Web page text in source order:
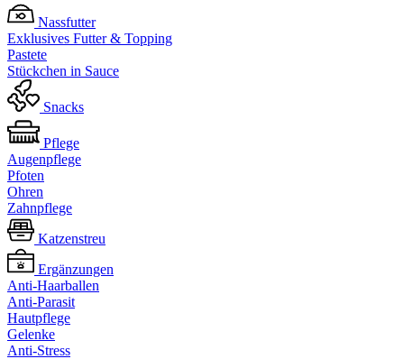
Nassfutter
Exklusives Futter & Topping
Pastete
Stückchen in Sauce
Snacks
Pflege
Augenpflege
Pfoten
Ohren
Zahnpflege
Katzenstreu
Ergänzungen
Anti-Haarballen
Anti-Parasit
Hautpflege
Gelenke
Anti-Stress